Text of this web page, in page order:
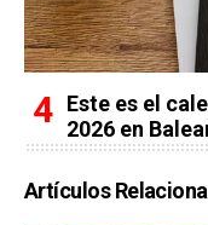
Este es el
2026 en
Artículos